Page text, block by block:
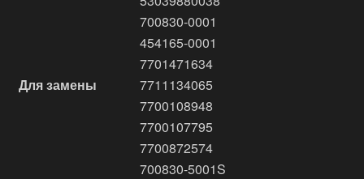
Для замены
700830-0001
454165-0001
7701471634
7711134065
7700108948
7700107795
7700872574
700830-5001S